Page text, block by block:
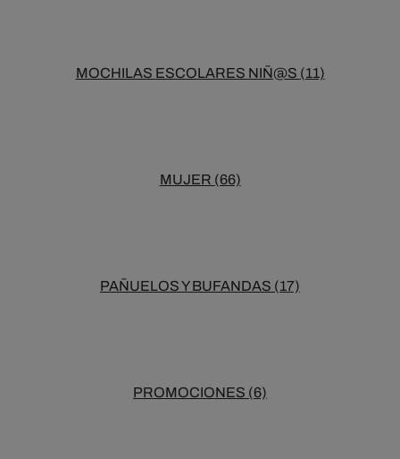
MOCHILAS ESCOLARES NIÑ@S (11)
MUJER (66)
PAÑUELOS Y BUFANDAS (17)
PROMOCIONES (6)